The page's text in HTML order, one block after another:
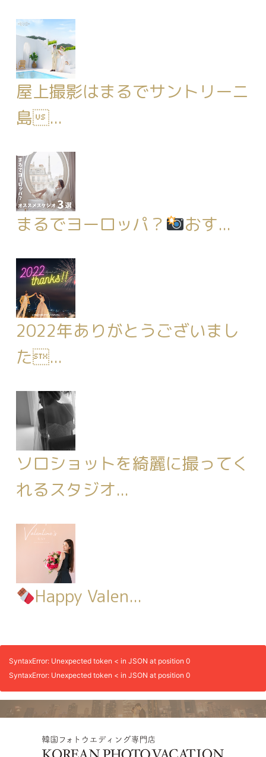
屋上撮影はまるでサントリーニ
島...
まるでヨーロッパ？ おす...
2022年ありがとうございまし
た...
ソロショットを綺麗に撮ってく
れるスタジオ...
Happy Valen...
SyntaxError: Unexpected token < in JSON at position 0
SyntaxError: Unexpected token < in JSON at position 0